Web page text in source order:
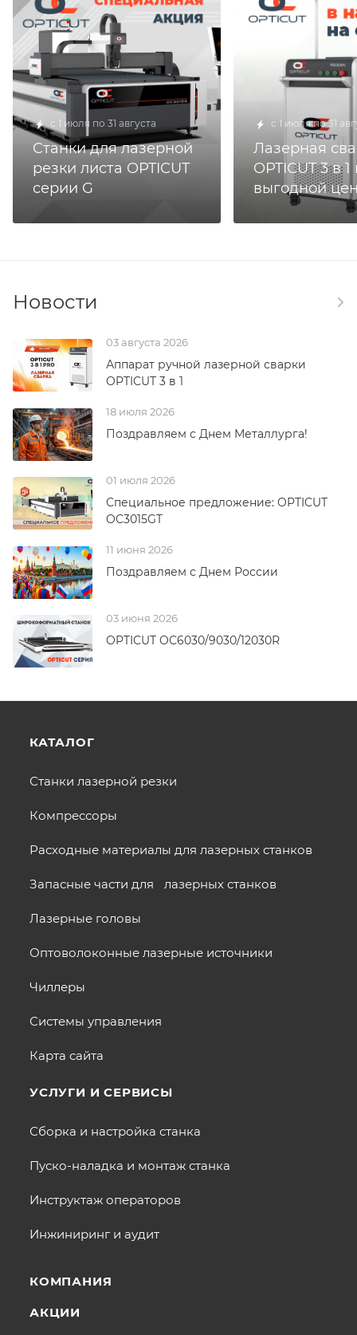
с 1 июля по 31 августа
Cтанки для лазерной
резки листа OPTICUT
серии G
с 1 июля по 31
Лазерная
OPTICUT 3 в 1
выгодной
Новости
03 августа 2026
Аппарат ручной лазерной сварки
OPTICUT 3 в 1
18 июля 2026
Поздравляем с Днем Металлурга!
01 июля 2026
Специальное предложение: OPTICUT
OC3015GT
11 июня 2026
Поздравляем с Днем России
03 июня 2026
OPTICUT OC6030/9030/12030R
КАТАЛОГ
Станки лазерной резки
Компрессоры
Расходные материалы для лазерных станков
Запасные части для лазерных станков
Лазерные головы
Оптоволоконные лазерные источники
Чиллеры
Системы управления
Карта сайта
УСЛУГИ И СЕРВИСЫ
Сборка и настройка станка
Пуско-наладка и монтаж станка
Инструктаж операторов
Инжиниринг и аудит
КОМПАНИЯ
АКЦИИ